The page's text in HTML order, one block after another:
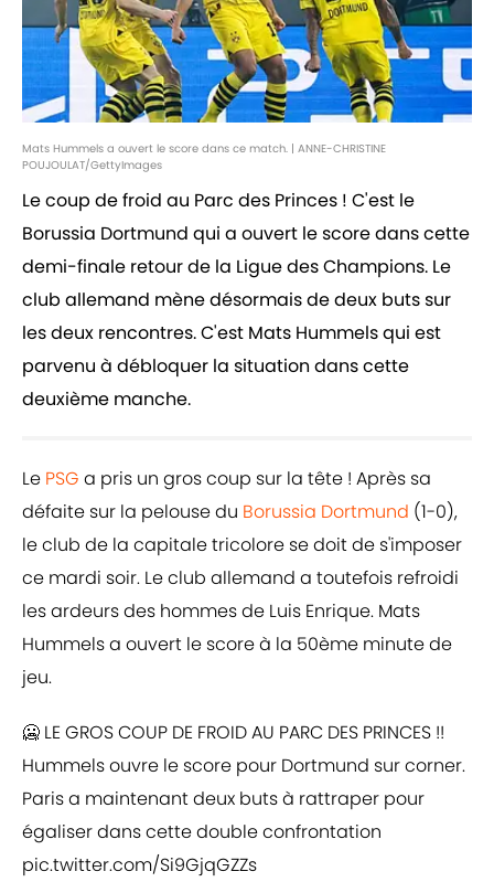
Mats Hummels a ouvert le score dans ce match. | ANNE-CHRISTINE
POUJOULAT/GettyImages
Le coup de froid au Parc des Princes ! C'est le
Borussia Dortmund qui a ouvert le score dans cette
demi-finale retour de la Ligue des Champions. Le
club allemand mène désormais de deux buts sur
les deux rencontres. C'est Mats Hummels qui est
parvenu à débloquer la situation dans cette
deuxième manche.
Le PSG a pris un gros coup sur la tête ! Après sa
défaite sur la pelouse du Borussia Dortmund (1-0),
le club de la capitale tricolore se doit de s'imposer
ce mardi soir. Le club allemand a toutefois refroidi
les ardeurs des hommes de Luis Enrique. Mats
Hummels a ouvert le score à la 50ème minute de
jeu.
🥶 LE GROS COUP DE FROID AU PARC DES PRINCES !!
Hummels ouvre le score pour Dortmund sur corner.
Paris a maintenant deux buts à rattraper pour
égaliser dans cette double confrontation
pic.twitter.com/Si9GjqGZZs